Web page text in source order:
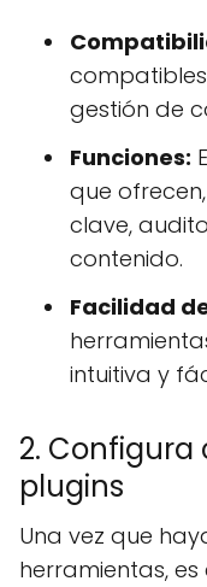
gestión de
Funciones:
que
clave,
contenido.
Facilidad
intuitiva y
2.
plugins
Una vez que
herramientas,